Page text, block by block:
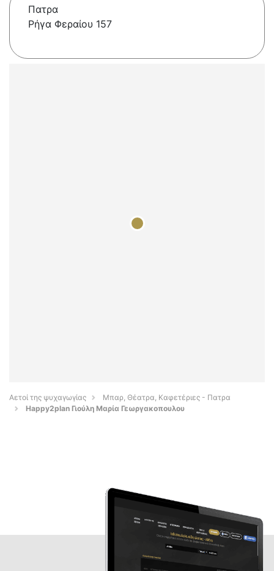
Πατρα
Ρήγα Φεραίου 157
Αετοί της ψυχαγωγίας
Μπαρ, Θέατρα, Καφετέριες - Πατρα
Happy2plan Γιούλη Μαρία Γεωργακοπουλου